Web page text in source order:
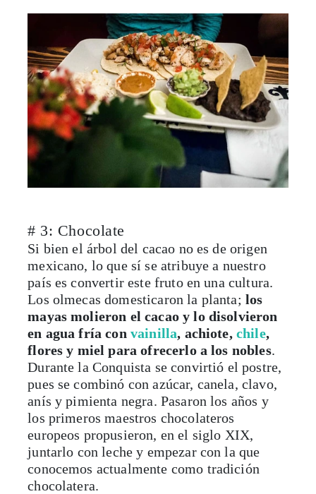
# 3: Chocolate
Si bien el árbol del cacao no es de origen
mexicano, lo que sí se atribuye a nuestro
país es convertir este fruto en una cultura.
Los olmecas domesticaron la planta; los
mayas molieron el cacao y lo disolvieron
en agua fría con vainilla, achiote, chile,
flores y miel para ofrecerlo a los nobles.
Durante la Conquista se convirtió el postre,
pues se combinó con azúcar, canela, clavo,
anís y pimienta negra. Pasaron los años y
los primeros maestros chocolateros
europeos propusieron, en el siglo XIX,
juntarlo con leche y empezar con la que
conocemos actualmente como tradición
chocolatera.